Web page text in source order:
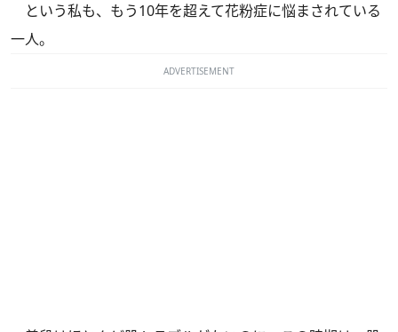
という私も、もう10年を超えて花粉症に悩まされている
一人。
ADVERTISEMENT